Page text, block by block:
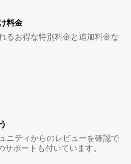
料金
るお得な特別料金と追加料金な
ニティからのレビューを確認で
ポートも付いています。